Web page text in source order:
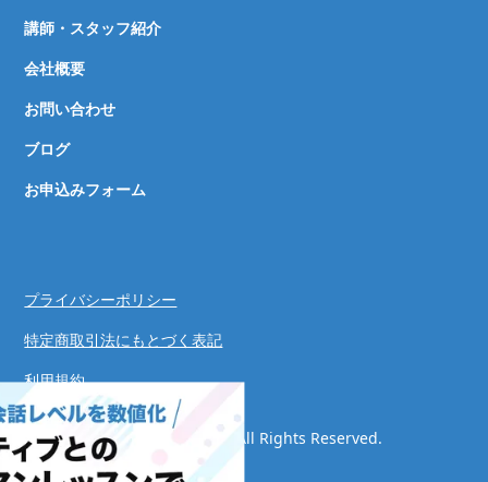
講師・スタッフ紹介
会社概要
お問い合わせ
ブログ
お申込みフォーム
© Speaking Success System. All Rights Reserved.
プライバシーポリシー
特定商取引法にもとづく表記
利用規約